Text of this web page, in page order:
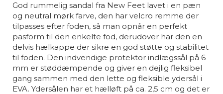
God rummelig sandal fra New Feet lavet i en pæn
og neutral mørk farve, den har velcro remme der
tilpasses efter foden, så man opnår en perfekt
pasform til den enkelte fod, derudover har den en
delvis hælkappe der sikre en god støtte og stabilitet
til foden. Den indvendige protektor indlægssål på 6
mm er støddæmpende og giver en dejlig fleksibel
gang sammen med den lette og fleksible ydersål i
EVA. Ydersålen har et hælløft på ca. 2,5 cm og det er